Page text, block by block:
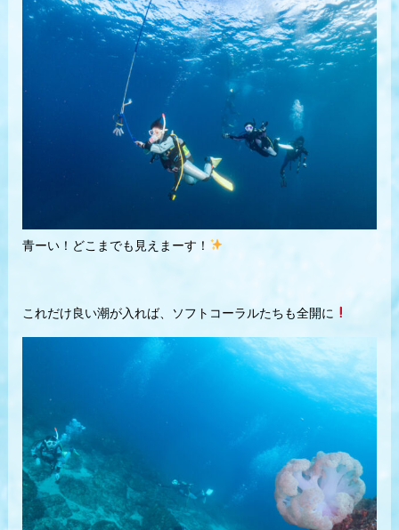
青ーい！どこまでも見えまーす！
これだけ良い潮が入れば、ソフトコーラルたちも全開に